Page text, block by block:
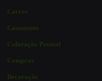
Carros
Casamento
Coloração Pessoal
Compras
Decoração